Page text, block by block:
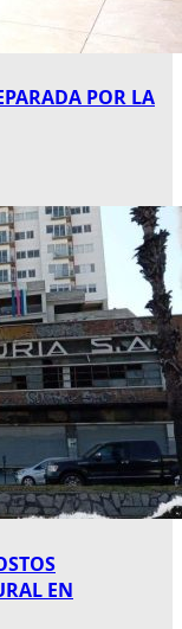
POR LA
EN